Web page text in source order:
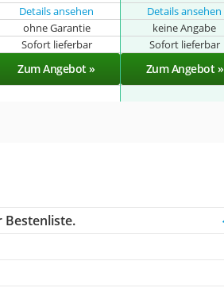
Details ansehen Details ansehen
ohne Garantie keine Angabe
Sofort lieferbar Sofort lieferbar
Zum Angebot » Zum Angebot »
Bestenliste.